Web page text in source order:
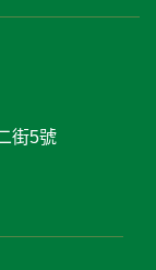
街5號